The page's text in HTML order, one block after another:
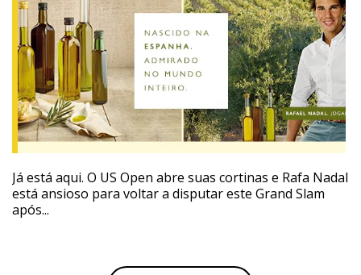
Já está aqui. O US Open abre suas cortinas e Rafa Nadal
está ansioso para voltar a disputar este Grand Slam
após...